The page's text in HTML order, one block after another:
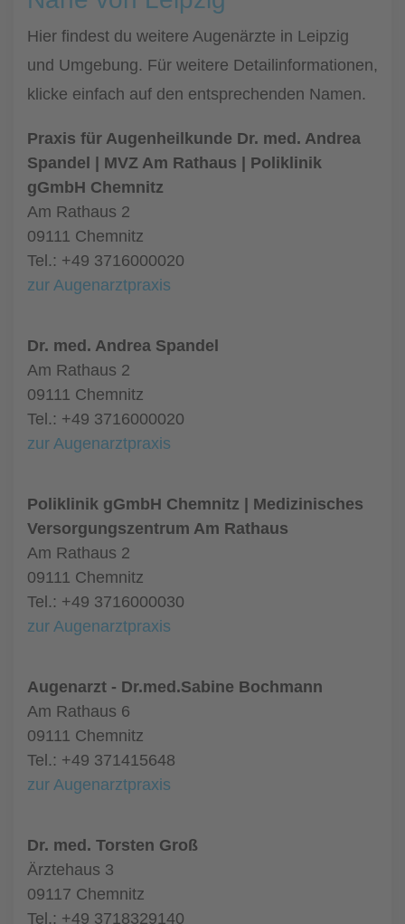
Hier findest du weitere Augenärzte in Leipzig
und Umgebung. Für weitere Detailinformationen,
klicke einfach auf den entsprechenden Namen.
Praxis für Augenheilkunde Dr. med. Andrea
Spandel | MVZ Am Rathaus | Poliklinik
gGmbH Chemnitz
Am Rathaus 2
09111 Chemnitz
Tel.: +49 3716000020
zur Augenarztpraxis
Dr. med. Andrea Spandel
Am Rathaus 2
09111 Chemnitz
Tel.: +49 3716000020
zur Augenarztpraxis
Poliklinik gGmbH Chemnitz | Medizinisches
Versorgungszentrum Am Rathaus
Am Rathaus 2
09111 Chemnitz
Tel.: +49 3716000030
zur Augenarztpraxis
Augenarzt - Dr.med.Sabine Bochmann
Am Rathaus 6
09111 Chemnitz
Tel.: +49 371415648
zur Augenarztpraxis
Dr. med. Torsten Groß
Ärztehaus 3
09117 Chemnitz
Tel.: +49 3718329140